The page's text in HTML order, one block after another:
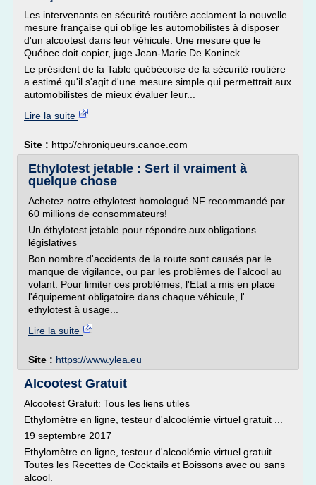
Les intervenants en sécurité routière acclament la nouvelle
mesure française qui oblige les automobilistes à disposer
d'un alcootest dans leur véhicule. Une mesure que le
Québec doit copier, juge Jean-Marie De Koninck.
Le président de la Table québécoise de la sécurité routière
a estimé qu'il s'agit d'une mesure simple qui permettrait aux
automobilistes de mieux évaluer leur...
Lire la suite
Site : http://chroniqueurs.canoe.com
Ethylotest jetable : Sert il vraiment à
quelque chose
Achetez notre ethylotest homologué NF recommandé par
60 millions de consommateurs!
Un éthylotest jetable pour répondre aux obligations
législatives
Bon nombre d'accidents de la route sont causés par le
manque de vigilance, ou par les problèmes de l'alcool au
volant. Pour limiter ces problèmes, l'Etat a mis en place
l'équipement obligatoire dans chaque véhicule, l'
ethylotest à usage...
Lire la suite
Site : https://www.ylea.eu
Alcootest Gratuit
Alcootest Gratuit: Tous les liens utiles
Ethylomètre en ligne, testeur d'alcoolémie virtuel gratuit ...
19 septembre 2017
Ethylomètre en ligne, testeur d'alcoolémie virtuel gratuit.
Toutes les Recettes de Cocktails et Boissons avec ou sans
alcool.